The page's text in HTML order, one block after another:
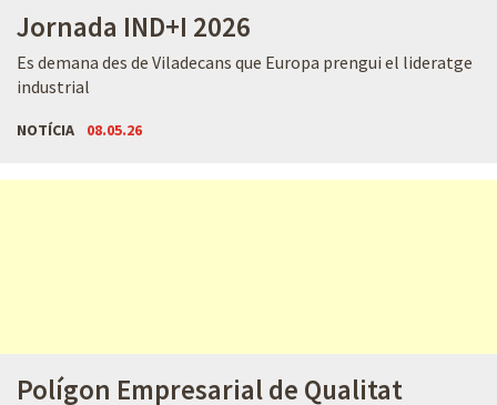
Jornada IND+I 2026
Es demana des de Viladecans que Europa prengui el lideratge
industrial
NOTÍCIA 08.05.26
Polígon Empresarial de Qualitat